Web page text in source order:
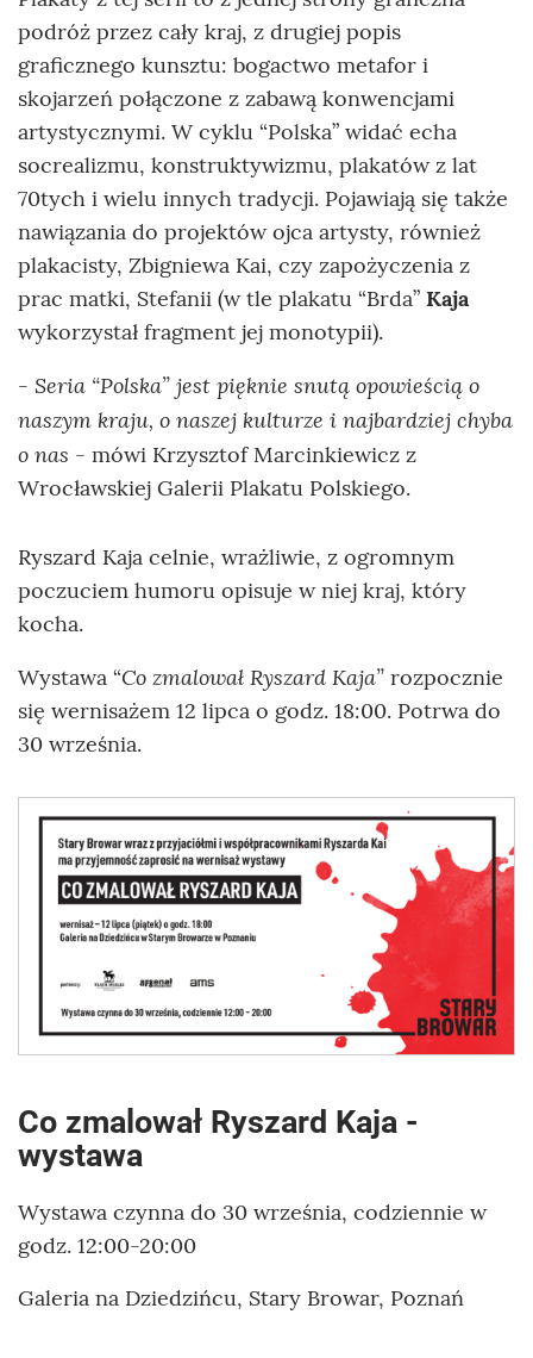
podróż przez cały kraj, z drugiej popis
graficznego kunsztu: bogactwo metafor i
skojarzeń połączone z zabawą konwencjami
artystycznymi. W cyklu “Polska” widać echa
socrealizmu, konstruktywizmu, plakatów z lat
70tych i wielu innych tradycji. Pojawiają się także
nawiązania do projektów ojca artysty, również
plakacisty, Zbigniewa Kai, czy zapożyczenia z
prac matki, Stefanii (w tle plakatu “Brda” Kaja
wykorzystał fragment jej monotypii).
- Seria “Polska” jest pięknie snutą opowieścią o
naszym kraju, o naszej kulturze i najbardziej chyba
o nas - mówi Krzysztof Marcinkiewicz z
Wrocławskiej Galerii Plakatu Polskiego.
Ryszard Kaja celnie, wrażliwie, z ogromnym
poczuciem humoru opisuje w niej kraj, który
kocha.
Wystawa “Co zmalował Ryszard Kaja” rozpocznie
się wernisażem 12 lipca o godz. 18:00. Potrwa do
30 września.
Co zmalował Ryszard Kaja -
wystawa
Wystawa czynna do 30 września, codziennie w
godz. 12:00-20:00
Galeria na Dziedzińcu, Stary Browar, Poznań